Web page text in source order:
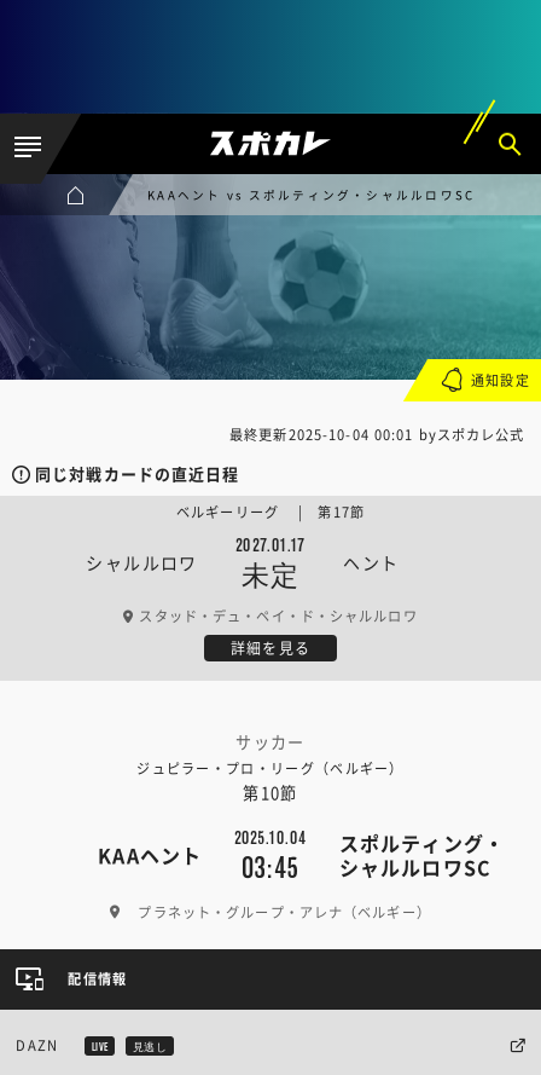
KAAヘント vs スポルティング・シャルルロワSC
最終更新2025-10-04 00:01 byスポカレ公式
同じ対戦カードの直近日程
シャルルロワ
2027.01.17
未定 ヘント
ベルギーリーグ | 第17節
スタッド・デュ・ペイ・ド・シャルルロワ
詳細を見る
サッカー
ジュピラー・プロ・リーグ（ベルギー）
第10節
KAAヘント
2025.10.04
03:45
スポルティング・
シャルルロワSC
プラネット・グループ・アレナ（ベルギー）
通知設定
配信情報
DAZN LIVE 見逃し